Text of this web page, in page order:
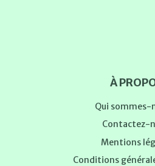
À
Qui sommes-
Contactez-
Mentions
Conditions